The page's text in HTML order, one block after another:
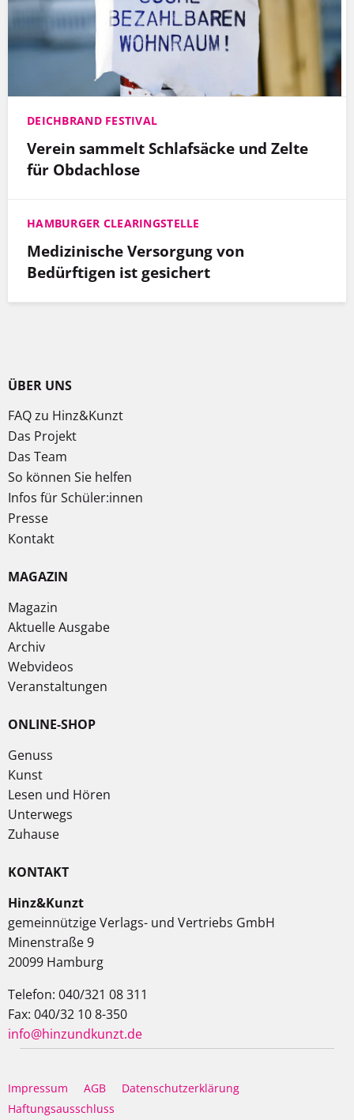
DEICHBRAND FESTIVAL
Verein sammelt Schlafsäcke und Zelte
für Obdachlose
HAMBURGER CLEARINGSTELLE
Medizinische Versorgung von
Bedürftigen ist gesichert
ÜBER UNS
FAQ zu Hinz&Kunzt
Das Projekt
Das Team
So können Sie helfen
Infos für Schüler:innen
Presse
Kontakt
MAGAZIN
Magazin
Aktuelle Ausgabe
Archiv
Webvideos
Veranstaltungen
ONLINE-SHOP
Genuss
Kunst
Lesen und Hören
Unterwegs
Zuhause
KONTAKT
Hinz&Kunzt
gemeinnützige Verlags- und Vertriebs GmbH
Minenstraße 9
20099 Hamburg
Telefon: 040/321 08 311
Fax: 040/32 10 8-350
info@hinzundkunzt.de
Impressum AGB
Datenschutzerklärung
Haftungsausschluss